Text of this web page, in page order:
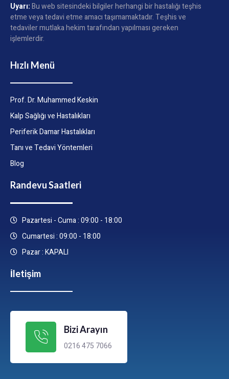
Uyarı:Bu web sitesindeki bilgiler herhangi bir hastalığı teşhis
etme veya tedavi etme amacı taşımamaktadır. Teşhis ve
tedaviler mutlaka hekim tarafından yapılması gereken
işlemlerdir.
Hızlı Menü
Prof. Dr. Muhammed Keskin
Kalp Sağlığı ve Hastalıkları
Periferik Damar Hastalıkları
Tanı ve Tedavi Yöntemleri
Blog
Randevu Saatleri
Pazartesi - Cuma : 09:00 - 18:00
Cumartesi : 09:00 - 18:00
Pazar : KAPALI
İletişim
Bizi Arayın
0216 475 7066